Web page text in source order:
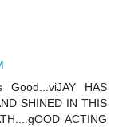
Good...viJAY HAS
SHINED IN THIS
ACTING